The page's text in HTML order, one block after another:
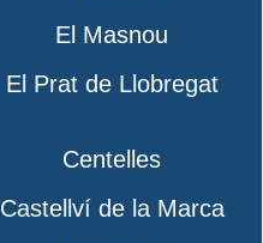
El Masnou
El Prat de Llobregat
Centelles
Castellví de la Marca